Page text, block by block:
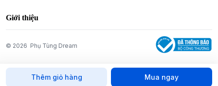
Thêm giỏ hàng Mua ngay
Giới thiệu
© 2026 Phụ Tùng Dream